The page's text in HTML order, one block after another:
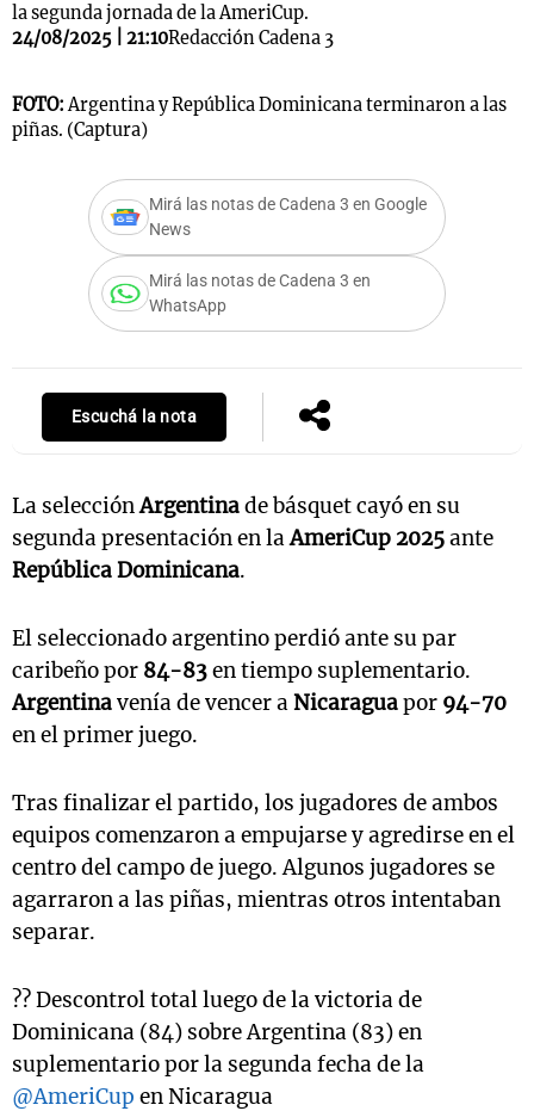
la segunda jornada de la AmeriCup.
24/08/2025 | 21:10Redacción Cadena 3
FOTO:Argentina y República Dominicana terminaron a las
piñas. (Captura)
Mirá las notas de Cadena 3 en Google
News
Mirá las notas de Cadena 3 en
WhatsApp
Escuchá la nota
La selecciónArgentinade básquet cayó en su
segunda presentación en laAmeriCup 2025ante
República Dominicana.
El seleccionado argentino perdió ante su par
caribeño por 84-83en tiempo suplementario.
Argentinavenía de vencer aNicaraguapor 94-70
en el primer juego.
Tras finalizar el partido, los jugadores de ambos
equipos comenzaron a empujarse y agredirse en el
centro del campo de juego. Algunos jugadores se
agarraron a las piñas, mientras otros intentaban
separar.
?? Descontrol total luego de la victoria de
Dominicana (84) sobre Argentina (83) en
suplementario por la segunda fecha de la
@AmeriCup en Nicaragua
Notas
Mundial 2026
Cadena 3